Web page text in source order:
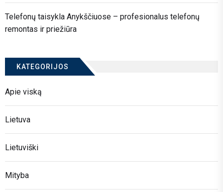
Telefonų taisykla Anykščiuose – profesionalus telefonų
remontas ir priežiūra
KATEGORIJOS
Apie viską
Lietuva
Lietuviški
Mityba